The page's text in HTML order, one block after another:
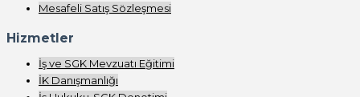
Mesafeli Satış Sözleşmesi
Hizmetler
İş ve SGK Mevzuatı Eğitimi
İK Danışmanlığı